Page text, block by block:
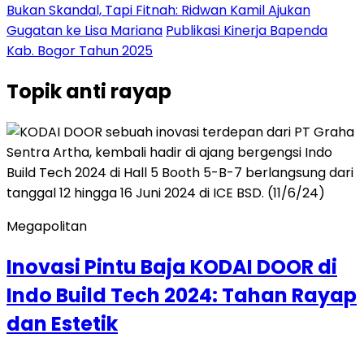
Bukan Skandal, Tapi Fitnah: Ridwan Kamil Ajukan
Gugatan ke Lisa Mariana Publikasi Kinerja Bapenda
Kab. Bogor Tahun 2025
Topikanti rayap
Megapolitan
Inovasi Pintu Baja KODAI DOOR di
Indo Build Tech 2024: Tahan Rayap
dan Estetik